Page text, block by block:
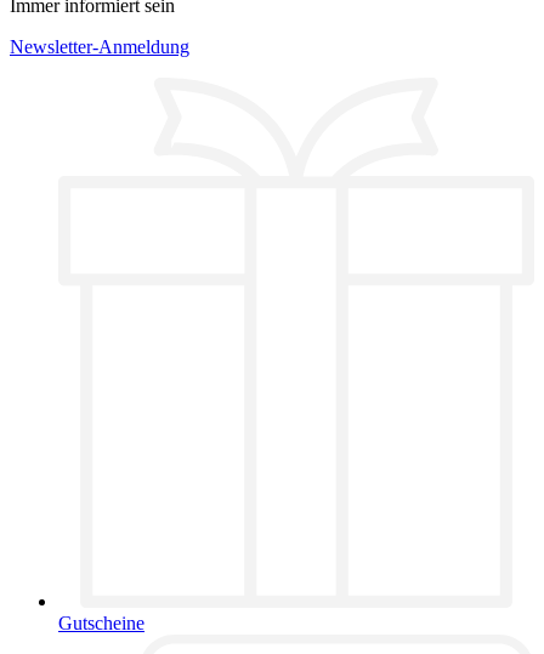
Immer informiert sein
Newsletter-Anmeldung
Gutscheine